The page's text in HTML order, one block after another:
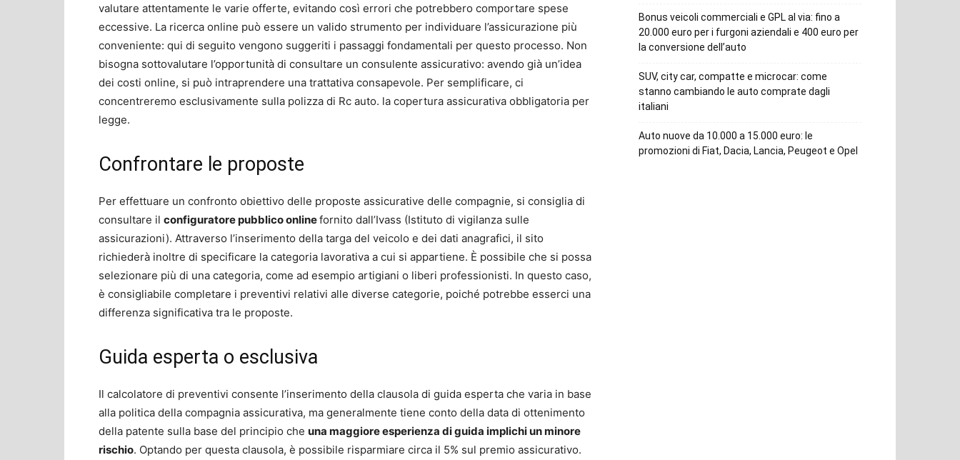
valutare attentamente le varie offerte, evitando così errori che potrebbero comportare spese
eccessive. La ricerca online può essere un valido strumento per individuare l’assicurazione più
conveniente: qui di seguito vengono suggeriti i passaggi fondamentali per questo processo. Non
bisogna sottovalutare l’opportunità di consultare un consulente assicurativo: avendo già un’idea
dei costi online, si può intraprendere una trattativa consapevole. Per semplificare, ci
concentreremo esclusivamente sulla polizza di Rc auto. la copertura assicurativa obbligatoria per
legge.
Confrontare le proposte
Per effettuare un confronto obiettivo delle proposte assicurative delle compagnie, si consiglia di
consultare il configuratore pubblico onlinefornito dall’Ivass (Istituto di vigilanza sulle
assicurazioni). Attraverso l’inserimento della targa del veicolo e dei dati anagrafici, il sito
richiederà inoltre di specificare la categoria lavorativa a cui si appartiene. È possibile che si possa
selezionare più di una categoria, come ad esempio artigiani o liberi professionisti. In questo caso,
è consigliabile completare i preventivi relativi alle diverse categorie, poiché potrebbe esserci una
differenza significativa tra le proposte.
Guida esperta o esclusiva
Il calcolatore di preventivi consente l’inserimento della clausola di guida esperta che varia in base
alla politica della compagnia assicurativa, ma generalmente tiene conto della data di ottenimento
della patente sulla base del principio che una maggiore esperienza di guida implichi un minore
rischio. Optando per questa clausola, è possibile risparmiare circa il 5% sul premio assicurativo.
Bonus veicoli commerciali e GPL al via: fino a
20.000 euro per i furgoni aziendali e 400 euro per
la conversione dell’auto
SUV, city car, compatte e microcar: come
stanno cambiando le auto comprate dagli
italiani
Auto nuove da 10.000 a 15.000 euro: le
promozioni di Fiat, Dacia, Lancia, Peugeot e Opel